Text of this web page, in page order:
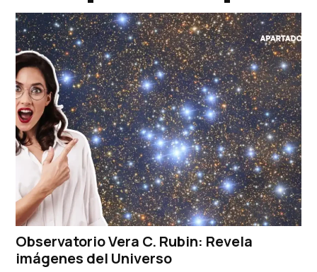
Observatorio Vera C. Rubin: Revela
imágenes del Universo